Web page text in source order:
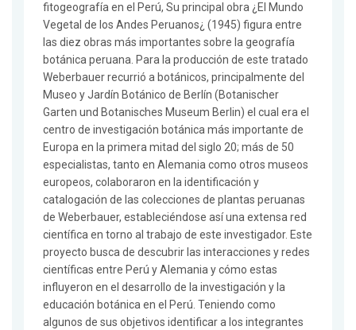
fitogeografía en el Perú, Su principal obra ¿El Mundo
Vegetal de los Andes Peruanos¿ (1945) figura entre
las diez obras más importantes sobre la geografía
botánica peruana. Para la producción de este tratado
Weberbauer recurrió a botánicos, principalmente del
Museo y Jardín Botánico de Berlín (Botanischer
Garten und Botanisches Museum Berlin) el cual era el
centro de investigación botánica más importante de
Europa en la primera mitad del siglo 20; más de 50
especialistas, tanto en Alemania como otros museos
europeos, colaboraron en la identificación y
catalogación de las colecciones de plantas peruanas
de Weberbauer, estableciéndose así una extensa red
científica en torno al trabajo de este investigador. Este
proyecto busca de descubrir las interacciones y redes
científicas entre Perú y Alemania y cómo estas
influyeron en el desarrollo de la investigación y la
educación botánica en el Perú. Teniendo como
algunos de sus objetivos identificar a los integrantes